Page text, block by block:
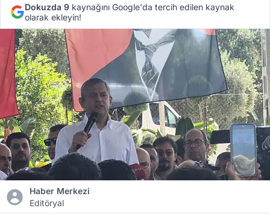
Dokuzda 9 kaynağını Google'da tercih edilen kaynak
olarak ekleyin!
Haber Merkezi
Editöryal